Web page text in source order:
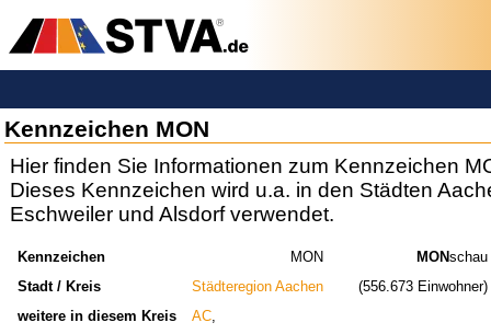
Kennzeichen MON
Hier finden Sie Informationen zum Kennzeichen
Dieses Kennzeichen wird u.a. in den Städten
Eschweiler und Alsdorf verwendet.
Kennzeichen MON MONschau
Stadt / Kreis
Städteregion Aachen
(556.673 Einwohner)
weitere in diesem Kreis
AC,